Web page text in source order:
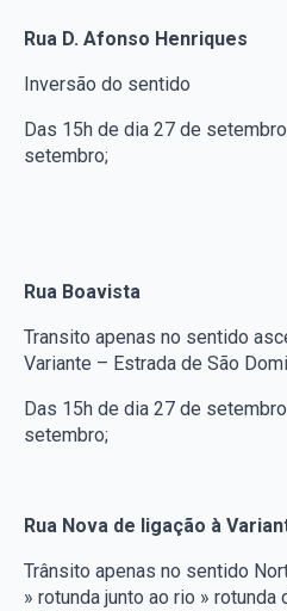
Rua D. Afonso Henriques
Inversão do sentido
Das 15h de dia 27 de
setembro;
Rua Boavista
Transito apenas no sentido
Variante – Estrada de São
Das 15h de dia 27 de
setembro;
Rua Nova de ligação à
Trânsito apenas no sentido
» rotunda junto ao rio » rotunda